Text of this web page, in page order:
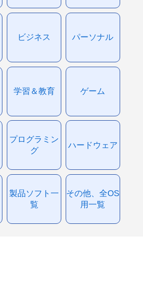
ビジネス パーソナル
学習＆教育 ゲーム
プログラミン
グ
ハードウェア
製品ソフト一
覧
その他、全OS
用一覧